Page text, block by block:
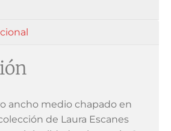
ancho medio chapado en
de Laura Escanes